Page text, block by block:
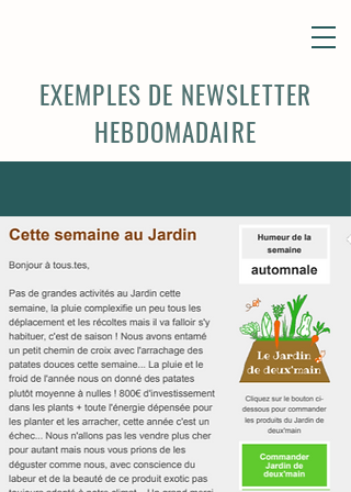
EXEMPLES DE NEWSLETTER
HEBDOMADAIRE